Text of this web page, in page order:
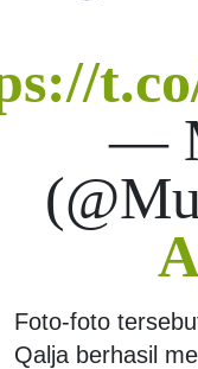
—
Foto-foto
Qalja berhasil